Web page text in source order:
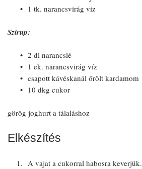
1 tk. narancsvirág víz
Szirup:
2 dl narancslé
1 ek. narancsvirág víz
csapott kávéskanál őrölt kardamom
10 dkg cukor
görög joghurt a tálaláshoz
Elkészítés
A vajat a cukorral habosra keverjük.